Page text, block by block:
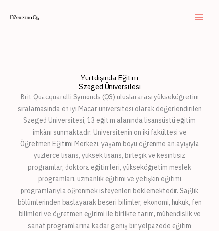
Yurtdışında Eğitim
Szeged Üniversitesi
Brit Quacquarelli Symonds (QS) uluslararası yükseköğretim
sıralamasında en iyi Macar üniversitesi olarak değerlendirilen
Szeged Üniversitesi, 13 eğitim alanında lisansüstü eğitim
imkânı sunmaktadır. Üniversitenin on iki fakültesi ve
Öğretmen Eğitimi Merkezi, yaşam boyu öğrenme anlayışıyla
yüzlerce lisans, yüksek lisans, birleşik ve kesintisiz
programlar, doktora eğitimleri, yükseköğretim meslek
programları, uzmanlık eğitimi ve yetişkin eğitimi
programlarıyla öğrenmek isteyenleri beklemektedir. Sağlık
bölümlerinden başlayarak beşeri bilimler, ekonomi, hukuk, fen
bilimleri ve öğretmen eğitimi ile birlikte tarım, mühendislik ve
sanat programlarına kadar geniş bir yelpazede eğitim